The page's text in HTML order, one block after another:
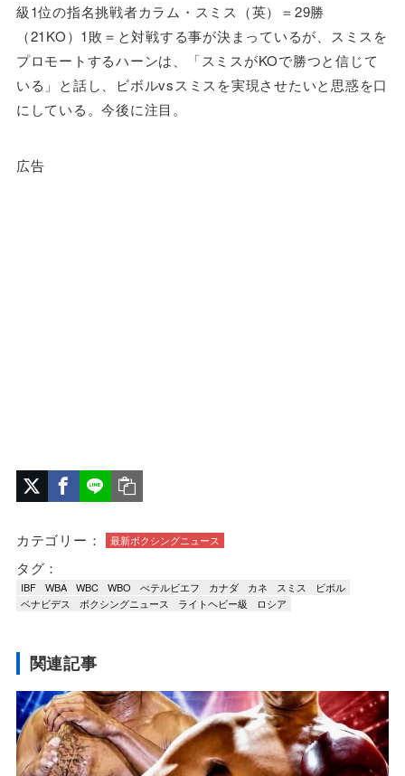
級1位の指名挑戦者カラム・スミス（英）＝29勝
（21KO）1敗＝と対戦する事が決まっているが、スミスを
プロモートするハーンは、「スミスがKOで勝つと信じて
いる」と話し、ビボルvsスミスを実現させたいと思惑を口
にしている。今後に注目。
広告
カテゴリー： 最新ボクシングニュース
タグ：
IBF WBA WBC WBO べテルビエフ カナダ カネ スミス
ビボル
ベナビデス
ボクシングニュース ライトヘビー級 ロシア
関連記事